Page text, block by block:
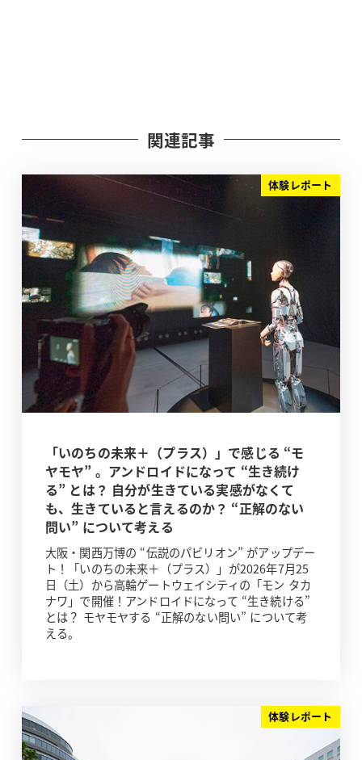
関連記事
体験レポート
「いのちの未来＋（プラス）」で感じる “モ
ヤモヤ” 。アンドロイドになって “生き続け
る” とは？ 自分が生きている実感がなくて
も、生きていると言えるのか？ “正解のない
問い” について考える
大阪・関西万博の “伝説のパビリオン” がアップデー
ト！「いのちの未来＋（プラス）」が2026年7月25
日（土）から高輪ゲートウェイシティの「モン タカ
ナワ」で開催！アンドロイドになって “生き続ける”
とは？ モヤモヤする “正解のない問い” について考
える。
体験レポート